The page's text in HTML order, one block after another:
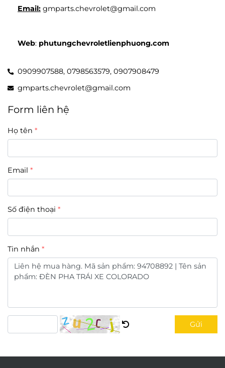
Email: gmparts.chevrolet@gmail.com
Web: phutungchevroletlienphuong.com
0909907588, 0798563579, 0907908479
gmparts.chevrolet@gmail.com
Form liên hệ
Họ tên
Email
Số điện thoại
Tin nhắn
Gửi